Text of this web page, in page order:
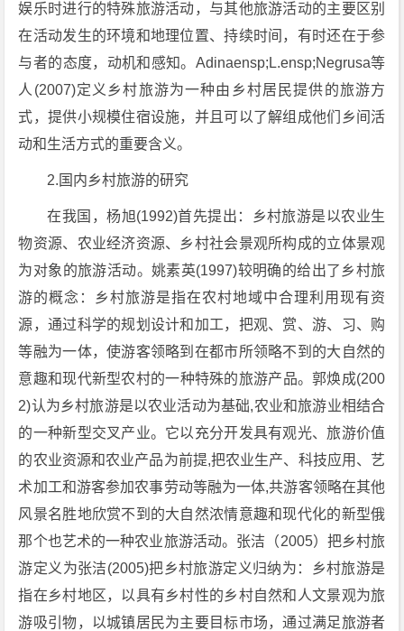
娱乐时进行的特殊旅游活动，与其他旅游活动的主要区别
在活动发生的环境和地理位置、持续时间，有时还在于参
与者的态度，动机和感知。Adinaensp;L.ensp;Negrusa等
人(2007)定义乡村旅游为一种由乡村居民提供的旅游方
式，提供小规模住宿设施，并且可以了解组成他们乡间活
动和生活方式的重要含义。
2.国内乡村旅游的研究
在我国，杨旭(1992)首先提出：乡村旅游是以农业生
物资源、农业经济资源、乡村社会景观所构成的立体景观
为对象的旅游活动。姚素英(1997)较明确的给出了乡村旅
游的概念：乡村旅游是指在农村地域中合理利用现有资
源，通过科学的规划设计和加工，把观、赏、游、习、购
等融为一体，使游客领略到在都市所领略不到的大自然的
意趣和现代新型农村的一种特殊的旅游产品。郭焕成(200
2)认为乡村旅游是以农业活动为基础,农业和旅游业相结合
的一种新型交叉产业。它以充分开发具有观光、旅游价值
的农业资源和农业产品为前提,把农业生产、科技应用、艺
术加工和游客参加农事劳动等融为一体,共游客领略在其他
风景名胜地欣赏不到的大自然浓情意趣和现代化的新型俄
那个也艺术的一种农业旅游活动。张洁（2005）把乡村旅
游定义为张洁(2005)把乡村旅游定义归纳为：乡村旅游是
指在乡村地区，以具有乡村性的乡村自然和人文景观为旅
游吸引物，以城镇居民为主要目标市场，通过满足旅游者